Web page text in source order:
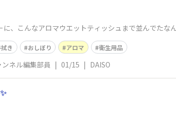
に、こんなアロマウエットティッシュまで並んでた
き おしぼり アロマ 衛生用品
ネル編集部員 | 01/15 | DAISO